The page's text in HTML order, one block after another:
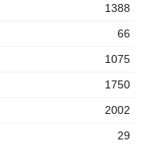
1388
66
1075
1750
2002
29